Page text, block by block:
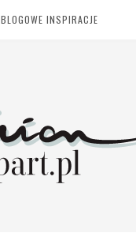
BLOGOWE INSPIRACJE